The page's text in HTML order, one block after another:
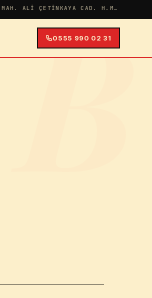
BÜYÜKDERE MAH. ALI ÇETINKAYA CAD. H.MERYEM APT NO:38 İÇ KAPI NO:4
0555 990 02 31
B